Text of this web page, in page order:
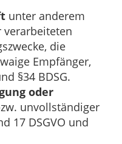
unter anderem
verarbeiteten
die
Empfänger,
§34 BDSG.
oder
unvollständiger
17 DSGVO und